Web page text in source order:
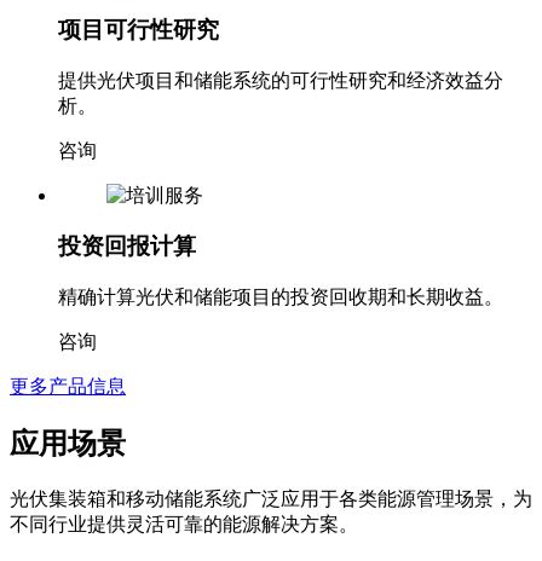
项目可行性研究
提供光伏项目和储能系统的可行性研究和经济效益分
析。
咨询
投资回报计算
精确计算光伏和储能项目的投资回收期和长期收益。
咨询
更多产品信息
应用场景
光伏集装箱和移动储能系统广泛应用于各类能源管理场景，为
不同行业提供灵活可靠的能源解决方案。